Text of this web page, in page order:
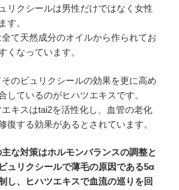
リクシールは男性だけではなく女性
す。
全て天然成分のオイルから作られてお
くなっています。
そのビュリクシールの効果を更に高め
しているのがヒハツエキスです。
エキスはtai2を活性化し、血管の老化
復する効果があるとされています。
な対策はホルモンバランスの調整と
ュリクシールで薄毛の原因である5α
し、ヒハツエキスで血流の巡りを回